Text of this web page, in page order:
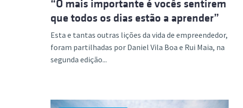
“O mais importante é vocês sentirem
que todos os dias estão a aprender”
Esta e tantas outras lições da vida de empreendedor,
foram partilhadas por Daniel Vila Boa e Rui Maia, na
segunda edição...